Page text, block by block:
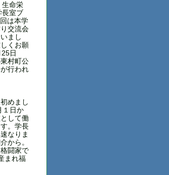
生命栄
長室ブ
は本学
交流会
まし
くお願
日
村町公
行われ
めまし
１日か
して働
。学長
なりま
から。
闘家で
れ福